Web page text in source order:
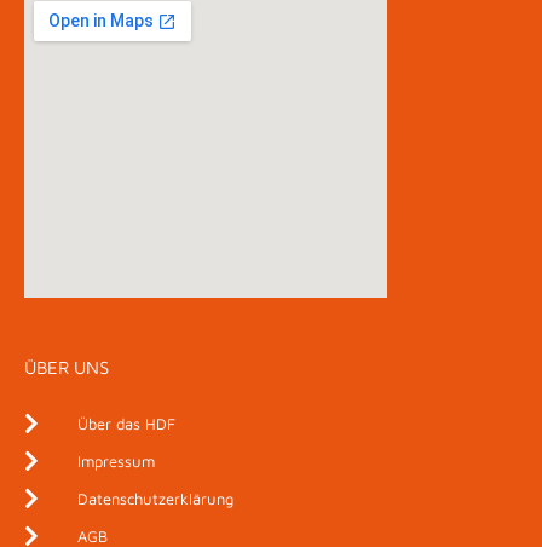
ÜBER UNS
Über das HDF
Impressum
Datenschutzerklärung
AGB